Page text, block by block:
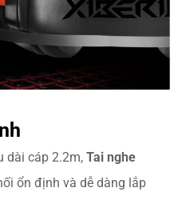
dài cáp 2.2m, Tai nghe
ổn định và dễ dàng lắp